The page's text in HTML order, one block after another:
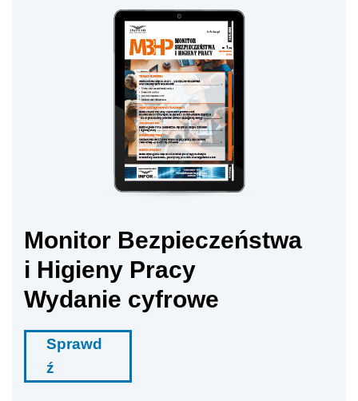
Monitor Bezpieczeństwa
i Higieny Pracy
Wydanie cyfrowe
Sprawd
ź